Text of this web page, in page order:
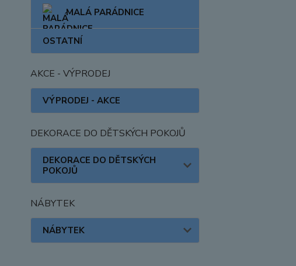
MALÁ PARÁDNICE
OSTATNÍ
AKCE - VÝPRODEJ
VÝPRODEJ - AKCE
DEKORACE DO DĚTSKÝCH POKOJŮ
DEKORACE DO DĚTSKÝCH
POKOJŮ
NÁBYTEK
NÁBYTEK